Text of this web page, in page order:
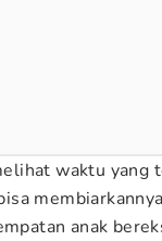
waktu yang
anak